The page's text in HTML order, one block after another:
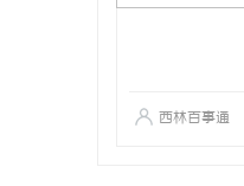
西林百事通